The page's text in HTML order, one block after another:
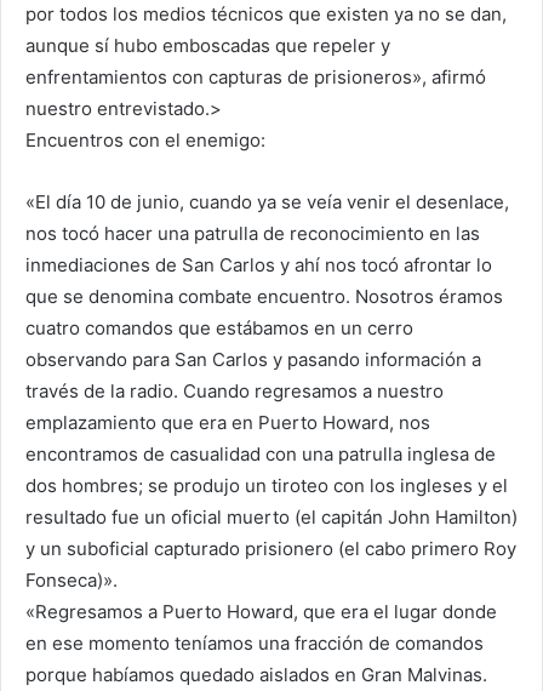
por todos los medios técnicos que existen ya no se dan,
aunque sí hubo emboscadas que repeler y
enfrentamientos con capturas de prisioneros», afirmó
nuestro entrevistado.>
Encuentros con el enemigo:
«El día 10 de junio, cuando ya se veía venir el desenlace,
nos tocó hacer una patrulla de reconocimiento en las
inmediaciones de San Carlos y ahí nos tocó afrontar lo
que se denomina combate encuentro. Nosotros éramos
cuatro comandos que estábamos en un cerro
observando para San Carlos y pasando información a
través de la radio. Cuando regresamos a nuestro
emplazamiento que era en Puerto Howard, nos
encontramos de casualidad con una patrulla inglesa de
dos hombres; se produjo un tiroteo con los ingleses y el
resultado fue un oficial muerto (el capitán John Hamilton)
y un suboficial capturado prisionero (el cabo primero Roy
Fonseca)».
«Regresamos a Puerto Howard, que era el lugar donde
en ese momento teníamos una fracción de comandos
porque habíamos quedado aislados en Gran Malvinas.